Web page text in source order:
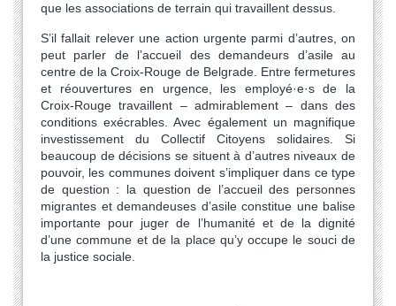
que les associations de terrain qui travaillent dessus.
S’il fallait relever une action urgente parmi d’autres, on
peut parler de l’accueil des demandeurs d’asile au
centre de la Croix-Rouge de Belgrade. Entre fermetures
et réouvertures en urgence, les employé·e·s de la
Croix-Rouge travaillent – admirablement – dans des
conditions exécrables. Avec également un magnifique
investissement du Collectif Citoyens solidaires. Si
beaucoup de décisions se situent à d’autres niveaux de
pouvoir, les communes doivent s’impliquer dans ce type
de question : la question de l’accueil des personnes
migrantes et demandeuses d’asile constitue une balise
importante pour juger de l’humanité et de la dignité
d’une commune et de la place qu’y occupe le souci de
la justice sociale.